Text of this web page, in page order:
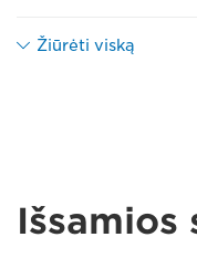
Žiūrėti viską
Išsamios